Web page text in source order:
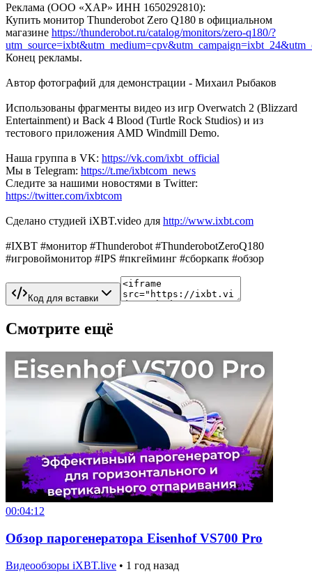
Реклама (ООО «ХАР» ИНН 1650292810):
Купить монитор Thunderobot Zero Q180 в официальном
магазине https://thunderobot.ru/catalog/monitors/zero-q180/?
Конец рекламы.
Автор фотографий для демонстрации - Михаил Рыбаков
Использованы фрагменты видео из игр Overwatch 2 (Blizzard
Entertainment) и Back 4 Blood (Turtle Rock Studios) и из
тестового приложения AMD Windmill Demo.
Наша группа в VK: https://vk.com/ixbt_official
Мы в Telegram: https://t.me/ixbtcom_news
Следите за нашими новостями в Twitter:
https://twitter.com/ixbtcom
Сделано студией iXBT.video для http://www.ixbt.com
#IXBT #монитор #Thunderobot #ThunderobotZeroQ180
#игровоймонитор #IPS #пкгейминг #сборкапк #обзор
Код для вставки
Смотрите ещё
00:04:12
Обзор парогенератора Eisenhof VS700 Pro
Видеообзоры iXBT.live • 1 год назад